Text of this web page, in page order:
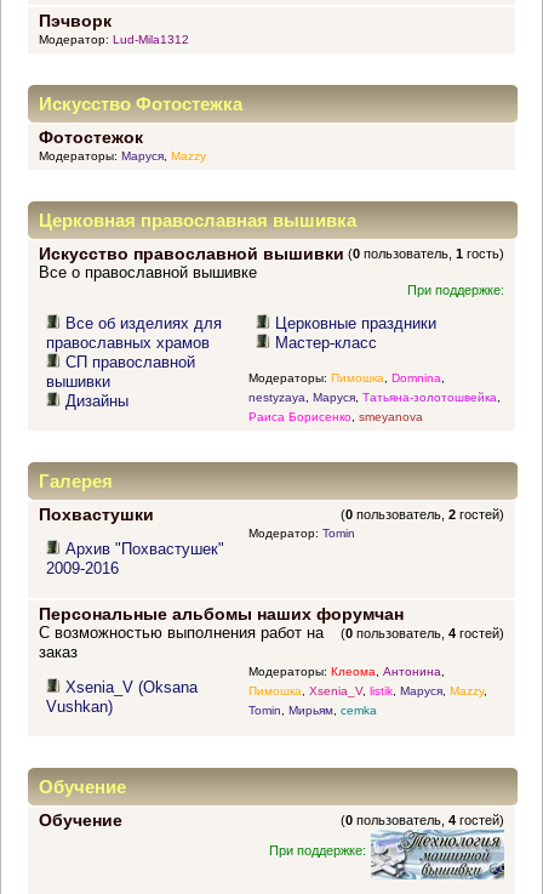
Пэчворк
Модератор: Lud-Mila1312
Искусство Фотостежка
Фотостежок
Модераторы: Маруся, Mazzy
Церковная православная вышивка
Искусство православной вышивки (0 пользователь,1 гость)
Все о православной вышивке
При поддержке:
Все об изделиях для
православных храмов
СП православной
вышивки
Дизайны
Церковные праздники
Мастер-класс
Модераторы: Пимошка Domnina
nestyzaya
Маруся, Татьяна-золотошвейка
Раиса Борисенко, smeyanova
Галерея
Похвастушки (0 пользователь,2 гостей)
Архив "Похвастушек"
2009-2016
Модератор: Tomin
Персональные альбомы наших форумчан
(0 пользователь,4 гостей)
С возможностью выполнения работ на
заказ
Xsenia_V (Oksana
Vushkan)
Модераторы: Клеома, Антонина,
Пимошка, Xsenia_V, listik, Маруся, Mazzy,
Tomin, Мирьям, cemka
Обучение
Обучение (0 пользователь,4 гостей)
При поддержке: